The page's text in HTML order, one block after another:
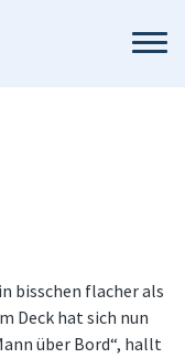
bisschen flacher als
Deck hat sich nun
über Bord“, hallt